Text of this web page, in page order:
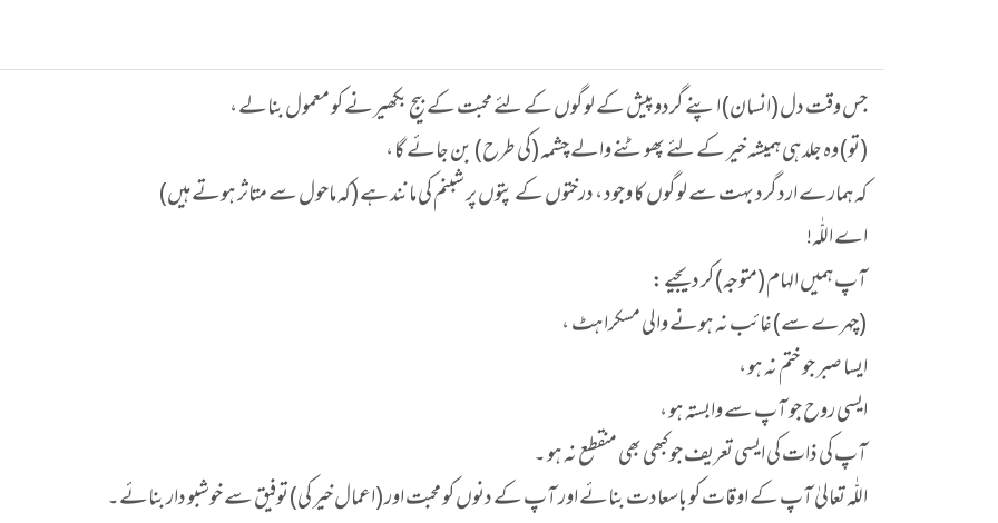
جس وقت دل (انسان) اپنے گردوپیش کے لوگوں کے لئے محبت کے بیج بکھیرنے کو معمول بنالے ،
(تو) وہ جلد ہی ہمیشہ خیر کے لئے پھوٹنے والے چشمہ (کی طرح) بن جائے گا ،
کہ ہمارے اردگرد بہت سے لوگوں کا وجود ، درختوں کے پتوں پر شبنم کی مانند ہے (کہ ماحول سے متاثر ہوتے ہیں)
اے اللّٰہ!
آپ ہمیں الہام (متوجہ) کر دیجیے :
(چہرے سے) غائب نہ ہونے والی مسکراہٹ ،
ایسا صبر جو ختم نہ ہو ،
ایسی روح جو آپ سے وابستہ ہو ،
آپ کی ذات کی ایسی تعریف جو کبھی بھی منقطع نہ ہو ۔
اللّٰہ تعالیٰ آپ کے اوقات کو باسعادت بنائے اور آپ کے دنوں کو محبت اور (اعمال خیر کی) توفیق سے خوشبو دار بنائے۔